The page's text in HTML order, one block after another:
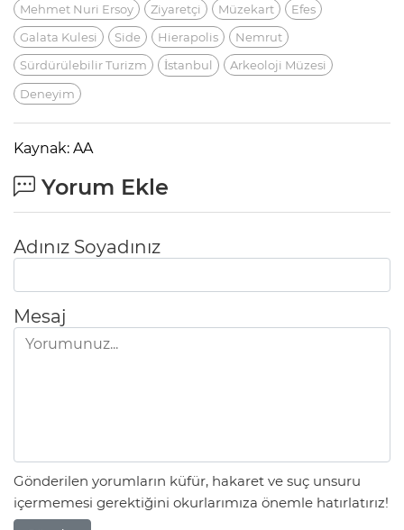
Mehmet Nuri Ersoy
Ziyaretçi Müzekart
Efes
Galata Kulesi
Side Hierapolis
Nemrut
Sürdürülebilir Turizm
İstanbul
Arkeoloji Müzesi
Deneyim
Kaynak: AA
Yorum Ekle
Adınız Soyadınız
Mesaj
Gönderilen yorumların küfür, hakaret ve suç unsuru
içermemesi gerektiğini okurlarımıza önemle hatırlatırız!